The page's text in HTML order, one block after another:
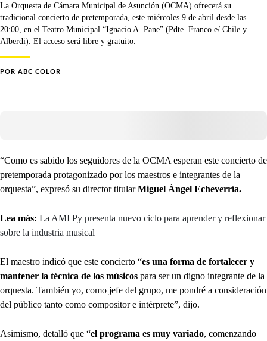
La Orquesta de Cámara Municipal de Asunción (OCMA) ofrecerá su
tradicional concierto de pretemporada, este miércoles 9 de abril desde las
20:00, en el Teatro Municipal “Ignacio A. Pane” (Pdte. Franco e/ Chile y
Alberdi). El acceso será libre y gratuito.
POR ABC COLOR
“Como es sabido los seguidores de la OCMA esperan este concierto de
pretemporada protagonizado por los maestros e integrantes de la
orquesta”, expresó su director titularMiguel Ángel Echeverría.
Lea más: La AMI Py presenta nuevo ciclo para aprender y reflexionar
sobre la industria musical
El maestro indicó que este concierto “es una forma de fortalecer y
mantener la técnica de los músicos para ser un digno integrante de la
orquesta. También yo, como jefe del grupo, me pondré a consideración
del público tanto como compositor e intérprete”, dijo.
Asimismo, detalló que “el programa es muy variado, comenzando